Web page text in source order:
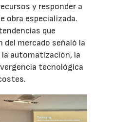
y responder a
obra especializada.
que
del mercado señaló la
automatización, la
tecnológica